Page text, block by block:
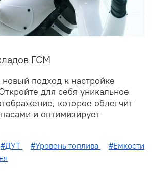
ГСМ
подход к настройке
для себя уникальное
которое облегчит
и оптимизирует
#ДУТ #Уровень топлива
#Емкости